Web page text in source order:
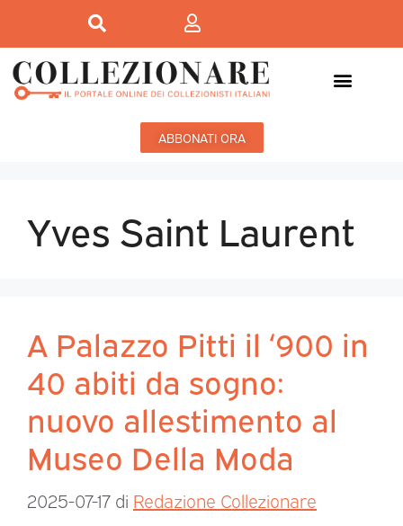
ABBONATI ORA
Yves Saint Laurent
A Palazzo Pitti il ‘900 in
40 abiti da sogno:
nuovo allestimento al
Museo Della Moda
2025-07-17 di Redazione Collezionare